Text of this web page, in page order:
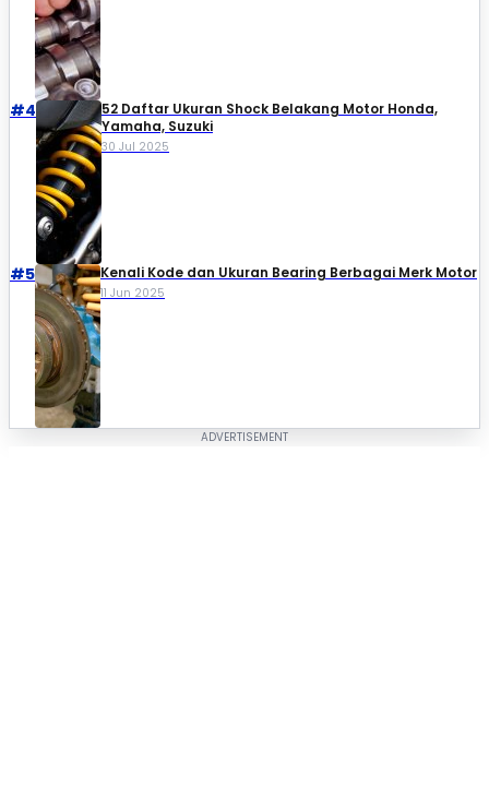
#4
52 Daftar Ukuran Shock Belakang Motor Honda,
Yamaha, Suzuki​
30 Jul 2025
#5 Kenali Kode dan Ukuran Bearing Berbagai Merk Motor
11 Jun 2025